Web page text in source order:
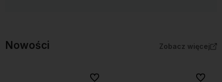
Nowości Zobacz więcej
Do ulubionych Do